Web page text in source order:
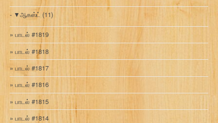
▼ஆகஸ்ட் (11)
பாடல் #1819
பாடல் #1818
பாடல் #1817
பாடல் #1816
பாடல் #1815
பாடல் #1814